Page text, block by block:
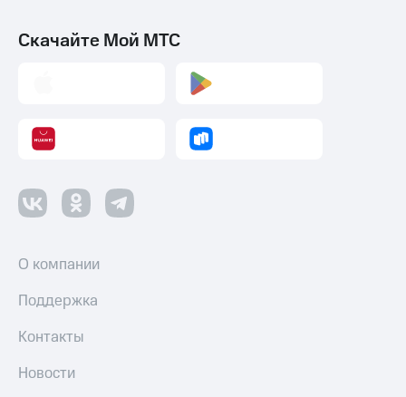
Скачайте Мой МТС
О компании
Поддержка
Контакты
Новости